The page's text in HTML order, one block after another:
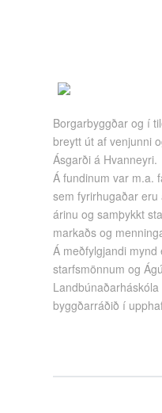
Borgarbyggðar og í
breytt út af venjunni
Ásgarði á Hvanneyri.
Á fundinum var
sem fyrirhugaðar
árinu og samþykkt
markaðs og
Á meðfylgjandi
starfsmönnum og
byggðarráðið í